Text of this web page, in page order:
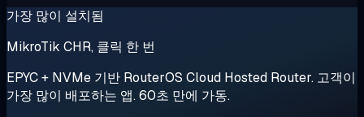
가장 많이 설치됨
MikroTik CHR, 클릭 한 번
EPYC + NVMe 기반 RouterOS Cloud Hosted Router. 고객이
가장 많이 배포하는 앱. 60초 만에 가동.